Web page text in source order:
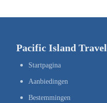
Pacific Island Travel
Startpagina
Aanbiedingen
Bestemmingen